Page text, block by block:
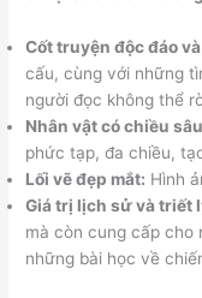
Cốt truyện độc đáo
cấu, cùng với những
người đọc không thể
Nhân vật có chiều
phức tạp, đa chiều,
Lối vẽ đẹp mắt: Hình
Giá trị lịch sử và triết
mà còn cung cấp cho
những bài học về